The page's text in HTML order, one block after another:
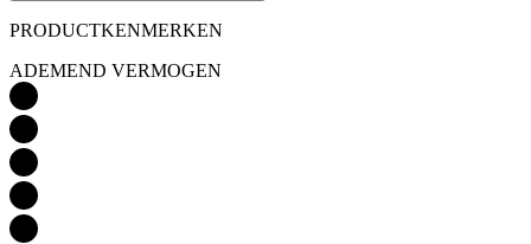
PRODUCTKENMERKEN
ADEMEND VERMOGEN